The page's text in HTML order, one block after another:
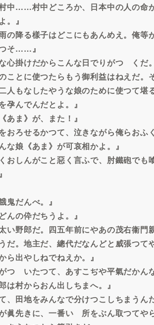
中……村中どころか、日本中の人の命
。』
の降る樣子はどこにもあんめえ。俺
そ……』
心掛けだからこんな日でりがつゞく
ことに使つたらもう御利益はねえだ
人もなしたやうな娘のために使つて堪
孕んでんだとよ。』
あま》が、また！』
おろせるかつて、泣きながら俺らおふ
な娘《あま》が可哀相かよ。』
おしんがこと惡く言ふで、肘鐵砲でも
鬼だんべ。』
んの伜だちうよ。』
い野郎だ。四五年前にやあの茂右衞
だ。地主だ、總代だなんどと威張つ
ら出やしねでねえか。』
つゞいたつて、あすこぢや平氣だかん
は村からおん出しちまへ。』
、田地をみんなで分けつこしちまうん
眞先きに、一番いゝ所をぶん取つてや